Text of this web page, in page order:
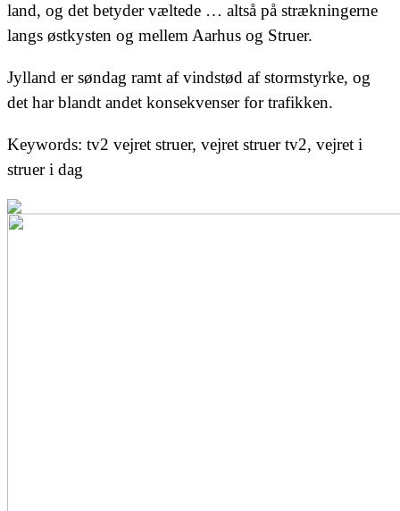
land, og det betyder væltede … altså på strækningerne
langs østkysten og mellem Aarhus og Struer.
Jylland er søndag ramt af vindstød af stormstyrke, og
det har blandt andet konsekvenser for trafikken.
Keywords: tv2 vejret struer, vejret struer tv2, vejret i
struer i dag